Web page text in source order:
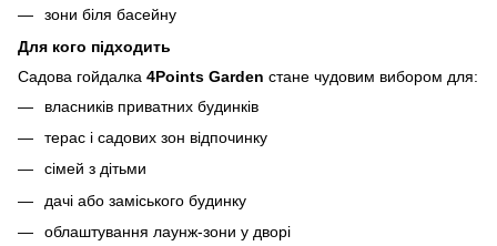
зони біля басейну
Для кого підходить
Садова гойдалка 4Points Garden стане чудовим вибором для:
власників приватних будинків
терас і садових зон відпочинку
сімей з дітьми
дачі або заміського будинку
облаштування лаунж-зони у дворі